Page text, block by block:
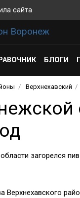
сайта
БЛОГИ
Верхнехавский
Верхнехавского